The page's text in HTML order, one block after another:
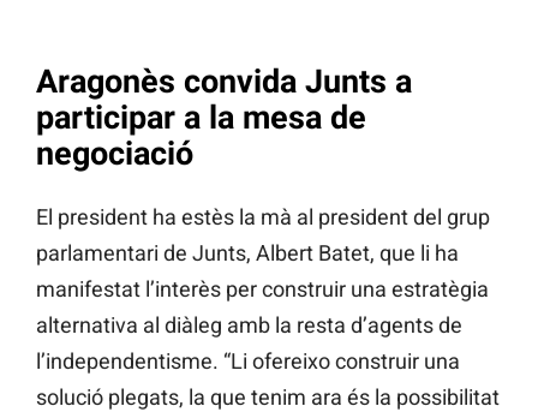
Aragonès convida Junts a
participar a la mesa de
negociació
El president ha estès la mà al president del grup
parlamentari de Junts, Albert Batet, que li ha
manifestat l’interès per construir una estratègia
alternativa al diàleg amb la resta d’agents de
l’independentisme. “Li ofereixo construir una
solució plegats, la que tenim ara és la possibilitat